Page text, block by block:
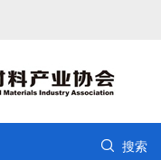
 搜索